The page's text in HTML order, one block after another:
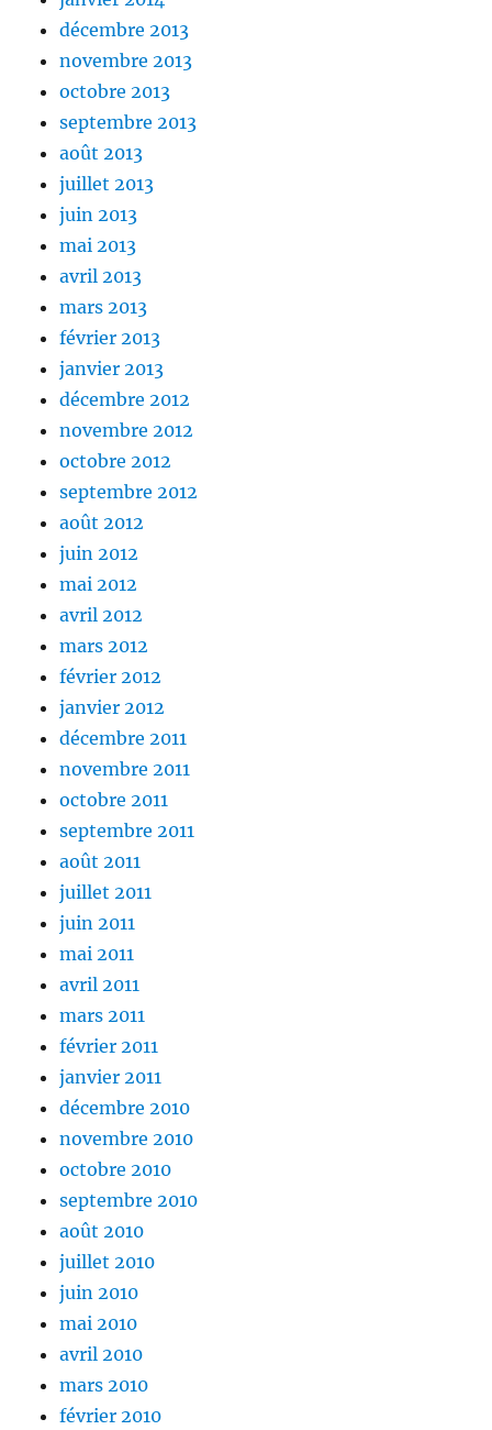
décembre 2013
novembre 2013
octobre 2013
septembre 2013
août 2013
juillet 2013
juin 2013
mai 2013
avril 2013
mars 2013
février 2013
janvier 2013
décembre 2012
novembre 2012
octobre 2012
septembre 2012
août 2012
juin 2012
mai 2012
avril 2012
mars 2012
février 2012
janvier 2012
décembre 2011
novembre 2011
octobre 2011
septembre 2011
août 2011
juillet 2011
juin 2011
mai 2011
avril 2011
mars 2011
février 2011
janvier 2011
décembre 2010
novembre 2010
octobre 2010
septembre 2010
août 2010
juillet 2010
juin 2010
mai 2010
avril 2010
mars 2010
février 2010